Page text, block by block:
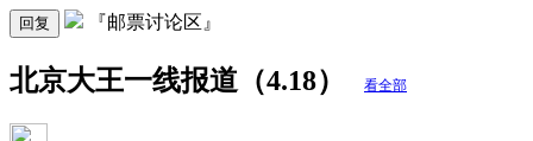
回复 『邮票讨论区』
北京大王一线报道（4.18） 看全部